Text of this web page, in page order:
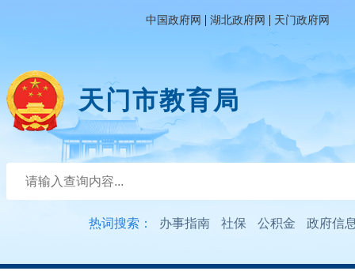
中国政府网 | 湖北政府网 | 天门政府网
天门市教育局
热词搜索： 办事指南 社保 公积金 政府信